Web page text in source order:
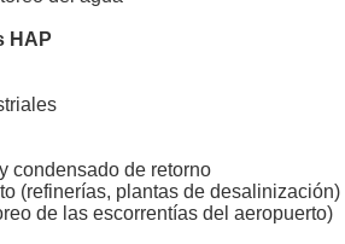
HAP
condensado de retorno
(refinerías, plantas de desalinización)
de las escorrentías del aeropuerto)